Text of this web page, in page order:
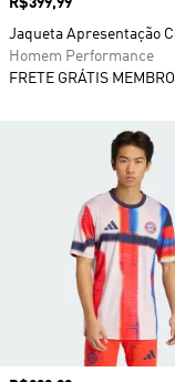
Preço
R$399,99
Jaqueta Apresentação
Homem Performance
FRETE GRÁTIS